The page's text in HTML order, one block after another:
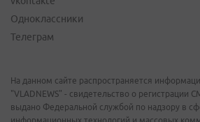
Одноклассники
Телеграм
На данном сайте распространяется
"VLADNEWS" - свидетельство о
выдано Федеральной службой по надзору в